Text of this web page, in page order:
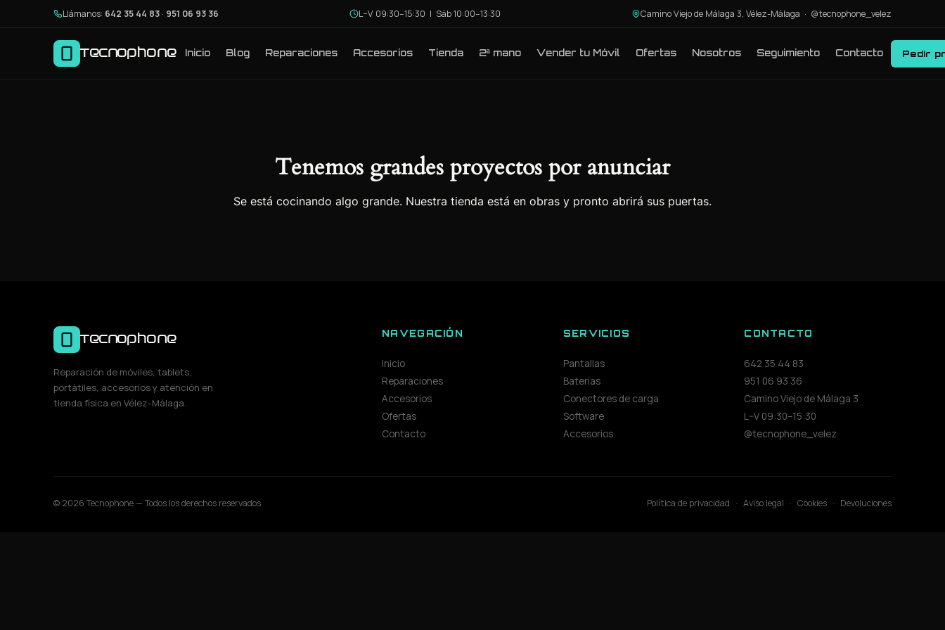
Llámanos: 642 35 44 83 · 951 06 93 36 L–V 09:30–15:30 | Sáb 10:00–13:30 Camino Viejo de Málaga 3, Vélez-Málaga · @tecnophone_velez
Tecnophone Inicio Blog Reparaciones Accesorios Tienda 2ª mano Vender tu Móvil Ofertas Nosotros Seguimiento Contacto Pedir
Tenemos grandes proyectos por anunciar
Se está cocinando algo grande. Nuestra tienda está en obras y pronto abrirá sus puertas.
Tecnophone
Reparación de móviles, tablets,
portátiles, accesorios y atención en
tienda física en Vélez-Málaga.
NAVEGACIÓN
Inicio
Reparaciones
Accesorios
Ofertas
Contacto
SERVICIOS
Pantallas
Baterías
Conectores de carga
Software
Accesorios
CONTACTO
642 35 44 83
951 06 93 36
Camino Viejo de Málaga 3
L–V 09:30–15:30
@tecnophone_velez
© 2026 Tecnophone — Todos los derechos reservados Política de privacidad · Aviso legal · Cookies · Devoluciones